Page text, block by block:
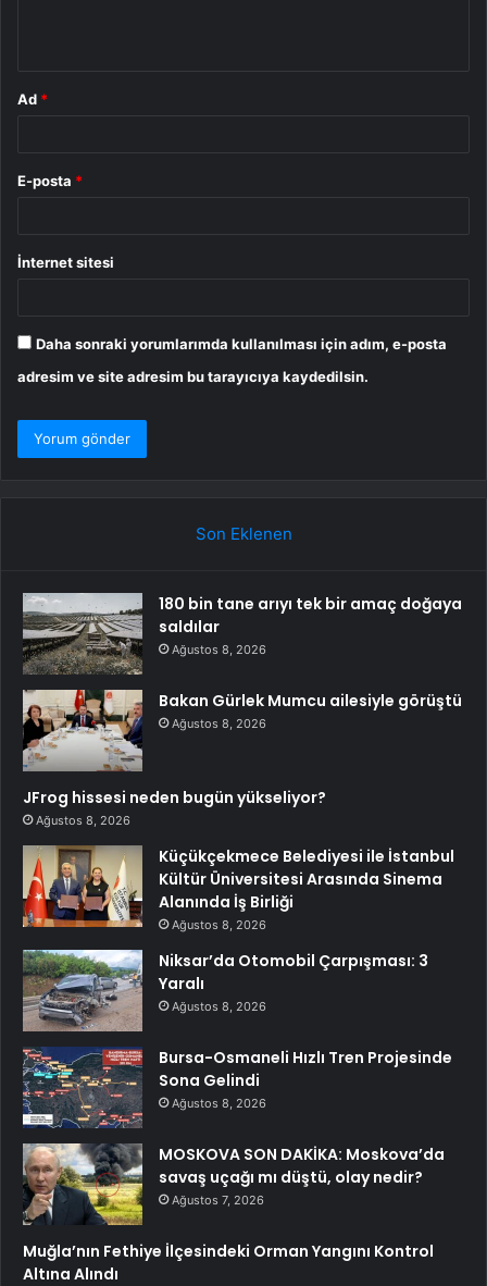
Ad *
E-posta *
İnternet sitesi
Daha sonraki yorumlarımda kullanılması için adım, e-posta
adresim ve site adresim bu tarayıcıya kaydedilsin.
Son Eklenen
180 bin tane arıyı tek bir amaç doğaya
saldılar
Ağustos 8, 2026
Bakan Gürlek Mumcu ailesiyle görüştü
Ağustos 8, 2026
JFrog hissesi neden bugün yükseliyor?
Ağustos 8, 2026
Küçükçekmece Belediyesi ile İstanbul
Kültür Üniversitesi Arasında Sinema
Alanında İş Birliği
Ağustos 8, 2026
Niksar’da Otomobil Çarpışması: 3
Yaralı
Ağustos 8, 2026
Bursa-Osmaneli Hızlı Tren Projesinde
Sona Gelindi
Ağustos 8, 2026
MOSKOVA SON DAKİKA: Moskova’da
savaş uçağı mı düştü, olay nedir?
Ağustos 7, 2026
Muğla’nın Fethiye İlçesindeki Orman Yangını Kontrol
Altına Alındı